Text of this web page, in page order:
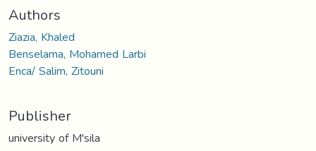
Authors
Ziazia, Khaled
Benselama, Mohamed Larbi
Enca/ Salim, Zitouni
Publisher
university of M'sila